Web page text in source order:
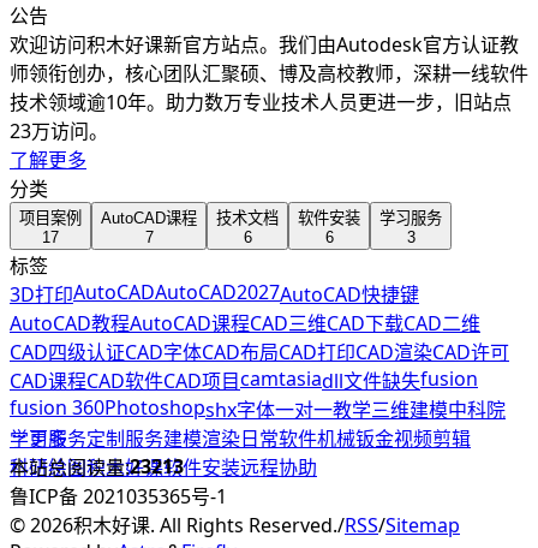
公告
欢迎访问积木好课新官方站点。我们由Autodesk官方认证教
师领衔创办，核心团队汇聚硕、博及高校教师，深耕一线软件
技术领域逾10年。助力数万专业技术人员更进一步，旧站点
23万访问。
了解更多
分类
项目案例
17
AutoCAD课程
7
技术文档
6
软件安装
6
学习服务
3
标签
3D打印AutoCADAutoCAD2027AutoCAD快捷键
AutoCAD教程AutoCAD课程CAD三维CAD下载CAD二维
CAD四级认证CAD字体CAD布局CAD打印CAD渲染CAD许可
CAD课程CAD软件CAD项目camtasiadll文件缺失fusion
fusion 360Photoshopshx字体一对一教学三维建模中科院
学习服务定制服务建模渲染日常软件机械钣金视频剪辑
科研绘图积木好课软件安装远程协助
更多
本站总阅读量:23213
鲁ICP备 2021035365号-1
©2026积木好课. All Rights Reserved./RSS/Sitemap